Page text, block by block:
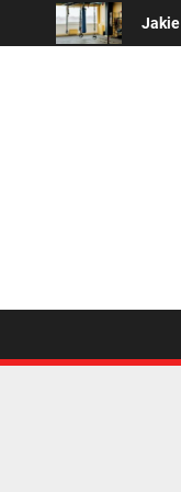
Jakie są